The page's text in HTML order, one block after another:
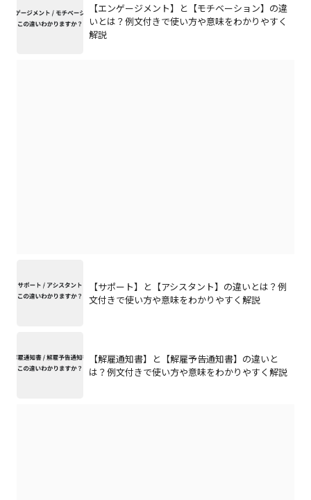
【エンゲージメント】と【モチベーション】の違
いとは？例文付きで使い方や意味をわかりやすく
解説
【サポート】と【アシスタント】の違いとは？例
文付きで使い方や意味をわかりやすく解説
【解雇通知書】と【解雇予告通知書】の違いと
は？例文付きで使い方や意味をわかりやすく解説